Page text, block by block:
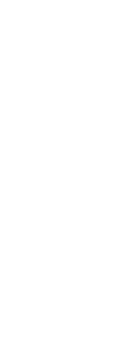
algo al oído de